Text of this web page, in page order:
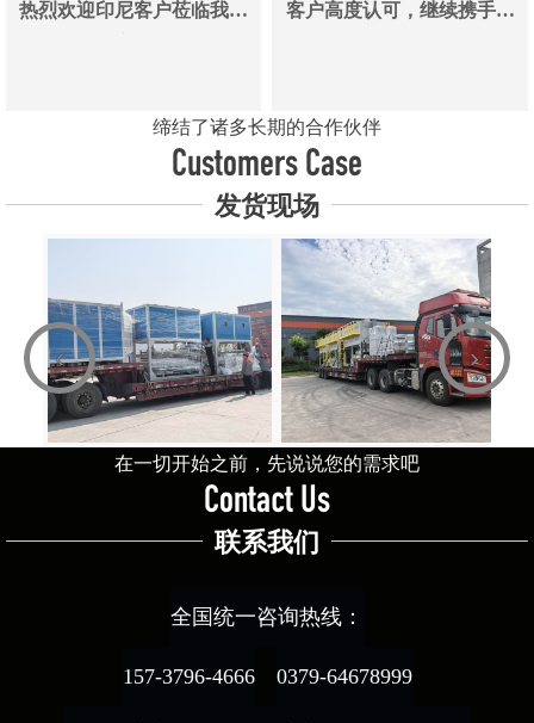
热烈欢迎印尼客户莅临我司
客户高度认可，继续携手同
缔结了诸多长期的合作伙伴
Customers Case
发货现场
‹ ›
在一切开始之前，先说说您的需求吧
Contact Us
联系我们
全国统一咨询热线：
157-3796-4666 0379-64678999